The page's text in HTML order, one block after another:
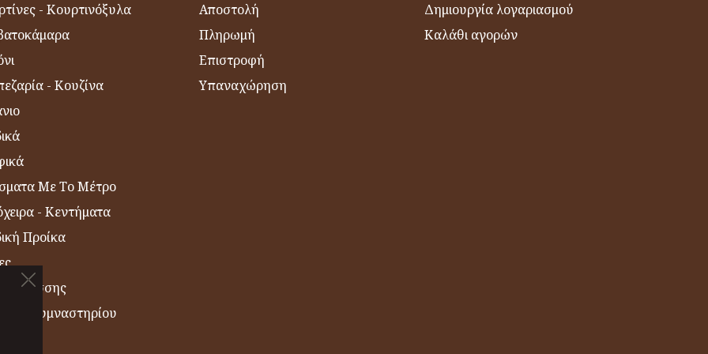
- Κουρτινόξυλα
- Κουζίνα
Με Το Μέτρο
- Κεντήματα
Προίκα
Θαλάσσης
Γυμναστηρίου
Αποστολή
Πληρωμή
Επιστροφή
Υπαναχώρηση
Δημιουργία λογαριασμού
Καλάθι αγορών